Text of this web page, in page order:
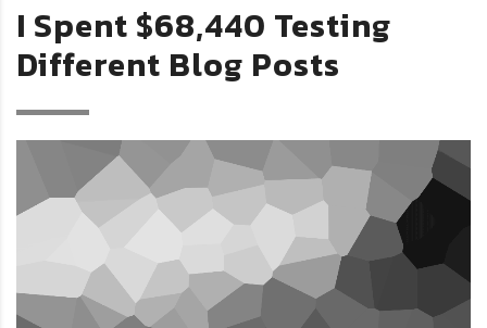
I Spent $68,440 Testing
Different Blog Posts